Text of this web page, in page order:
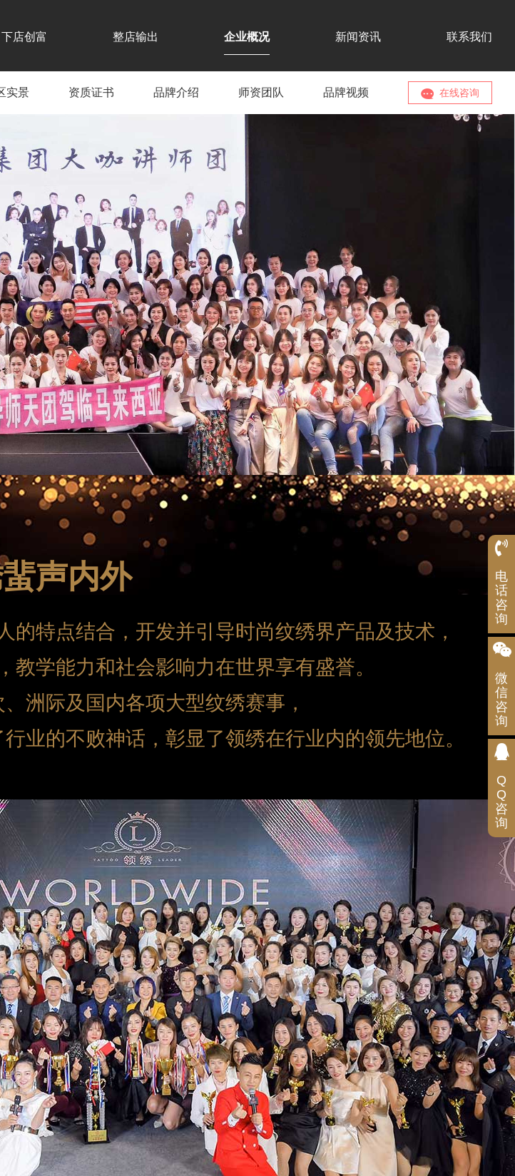
下店创富 整店输出 企业概况 新闻资讯 联系我们
在线咨询
实景 资质证书 品牌介绍 师资团队 品牌视频
声内外
特点结合，开发并引导时尚纹绣界产品及技术，
学能力和社会影响力在世界享有盛誉。
洲际及国内各项大型纹绣赛事，
业的不败神话，彰显了领绣在行业内的领先地位。
电
话
咨
询
务
热
线
微
信
咨
询
扫
码
咨
询
Q
Q
咨
询